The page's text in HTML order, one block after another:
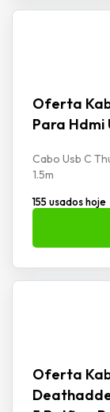
Oferta
Para Hdmi
Cabo Usb C
1.5m
155 usados hoje
Oferta